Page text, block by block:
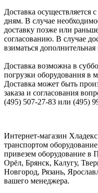
Доставка осуществляется
дням. В случае
доставку позже или
согласованию. В случае
взиматься дополнительная
Доставка возможна в
погрузки оборудования в
Доставка может быть
заказа и согласования
(495) 507-27-83 или (495)
Интернет-магазин
транспортом
привезем оборудование
Орёл, Брянск, Калугу,
Новгород, Рязань,
вашего менеджера.